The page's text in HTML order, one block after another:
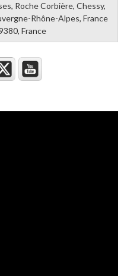
Roche Corbière, Chessy,
Rhône-Alpes, France
France